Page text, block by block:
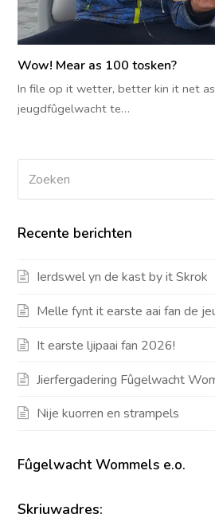
Wow! Mear as 100 tosken?
In file op it wetter, better kin it net
jeugdfûgelwacht te…
Recente berichten
Ierdswel yn de kast by it Skrok
Melle fynt it earste aai fan de
It earste ljipaai fan 2026!
Jierfergadering Fûgelwacht
Nije kuorren en strampels
Fûgelwacht Wommels e.o.
Skriuwadres: